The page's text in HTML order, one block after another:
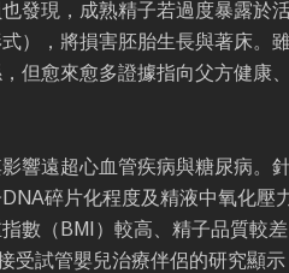
發現，成熟精子若過度暴露於
），將損害胚胎生長與著床。
但愈來愈多證據指向父方健康
響遠超心血管疾病與糖尿病。
碎片化程度及精液中氧化壓
數（BMI）較高、精子品質較
受試管嬰兒治療伴侶的研究顯